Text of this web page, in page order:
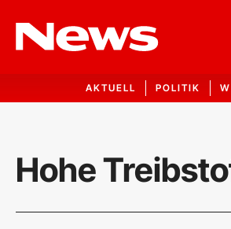
AKTUELL POLITIK
Hohe